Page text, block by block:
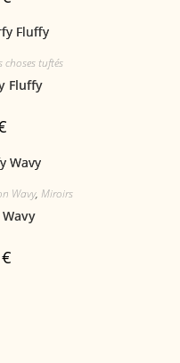
choses tuftés
Fluffy
Wavy, Miroirs
€